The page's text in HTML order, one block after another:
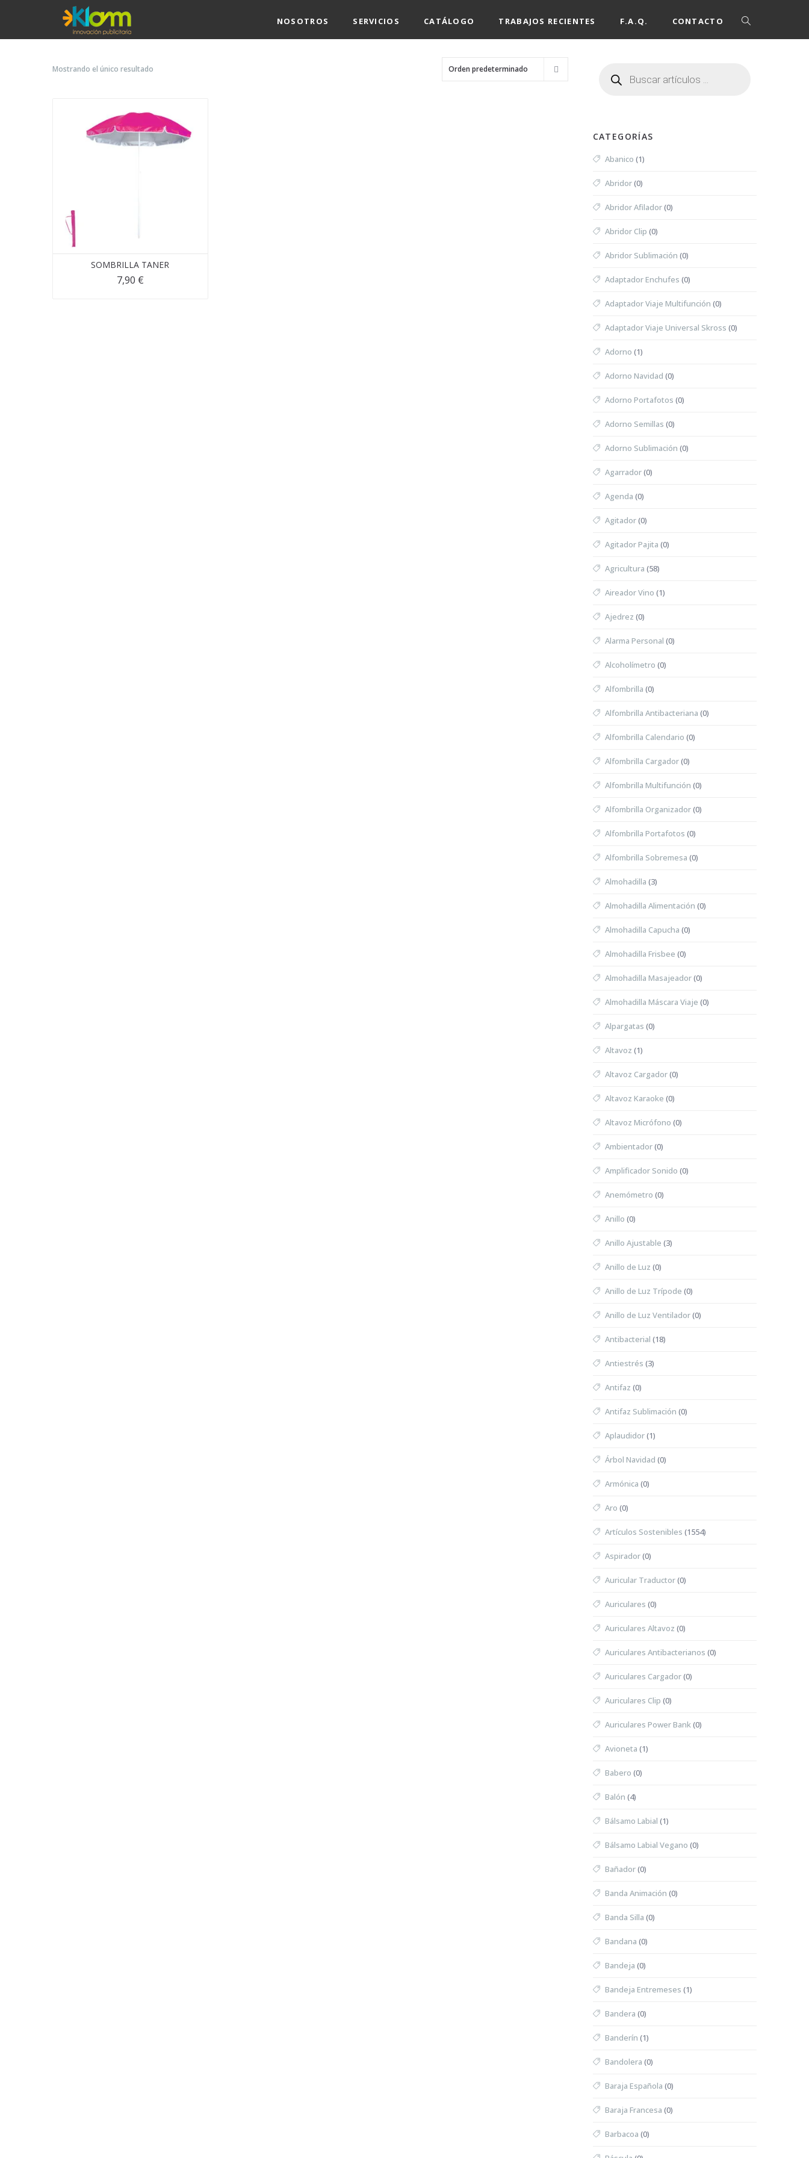
NOSOTROS SERVICIOS CATÁLOGO TRABAJOS RECIENTES F.A.Q. CONTACTO
Mostrando el único resultado
SOMBRILLA TANER
7,90 €
CATEGORÍAS
Abanico (1)
Abridor(0)
Abridor Afilador(0)
Abridor Clip (0)
Abridor Sublimación (0)
Adaptador Enchufes (0)
Adaptador Viaje Multifunción (0)
Adaptador Viaje Universal Skross (0)
Adorno (1)
Adorno Navidad (0)
Adorno Portafotos (0)
Adorno Semillas (0)
Adorno Sublimación (0)
Agarrador(0)
Agenda (0)
Agitador(0)
Agitador Pajita (0)
Agricultura (58)
Aireador Vino (1)
Ajedrez (0)
Alarma Personal (0)
Alcoholímetro (0)
Alfombrilla (0)
Alfombrilla Antibacteriana (0)
Alfombrilla Calendario (0)
Alfombrilla Cargador(0)
Alfombrilla Multifunción (0)
Alfombrilla Organizador(0)
Alfombrilla Portafotos (0)
Alfombrilla Sobremesa (0)
Almohadilla (3)
Almohadilla Alimentación (0)
Almohadilla Capucha (0)
Almohadilla Frisbee (0)
Almohadilla Masajeador(0)
Almohadilla Máscara Viaje (0)
Alpargatas (0)
Altavoz (1)
Altavoz Cargador(0)
Altavoz Karaoke (0)
Altavoz Micrófono (0)
Ambientador(0)
Amplificador Sonido (0)
Anemómetro (0)
Anillo (0)
Anillo Ajustable (3)
Anillo de Luz (0)
Anillo de Luz Trípode (0)
Anillo de Luz Ventilador(0)
Antibacterial (18)
Antiestrés (3)
Antifaz (0)
Antifaz Sublimación (0)
Aplaudidor(1)
Árbol Navidad (0)
Armónica (0)
Aro (0)
Artículos Sostenibles (1554)
Aspirador(0)
Auricular Traductor(0)
Auriculares (0)
Auriculares Altavoz (0)
Auriculares Antibacterianos (0)
Auriculares Cargador(0)
Auriculares Clip (0)
Auriculares Power Bank(0)
Avioneta (1)
Babero (0)
Balón (4)
Bálsamo Labial (1)
Bálsamo Labial Vegano (0)
Bañador(0)
Banda Animación (0)
Banda Silla (0)
Bandana (0)
Bandeja (0)
Bandeja Entremeses (1)
Bandera (0)
Banderín (1)
Bandolera (0)
Baraja Española (0)
Baraja Francesa (0)
Barbacoa (0)